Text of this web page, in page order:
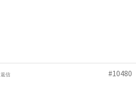
#10480
返信